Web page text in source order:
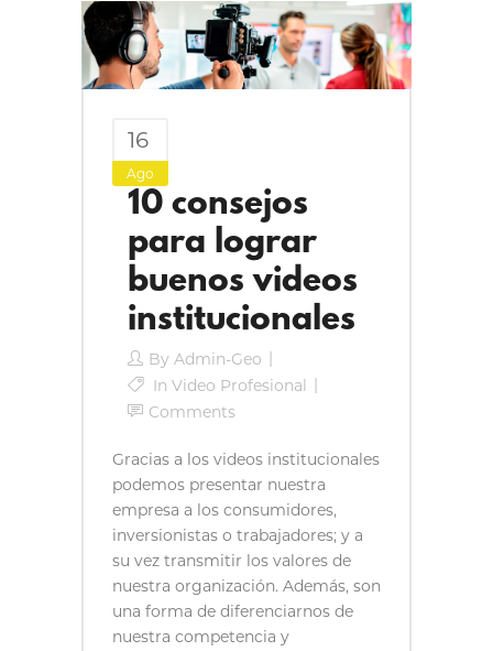
16
Ago
10 consejos
para lograr
buenos videos
institucionales
By Admin-Geo
In Video Profesional
Comments
Gracias a los videos institucionales
podemos presentar nuestra
empresa a los consumidores,
inversionistas o trabajadores; y a
su vez transmitir los valores de
nuestra organización. Además, son
una forma de diferenciarnos de
nuestra competencia y